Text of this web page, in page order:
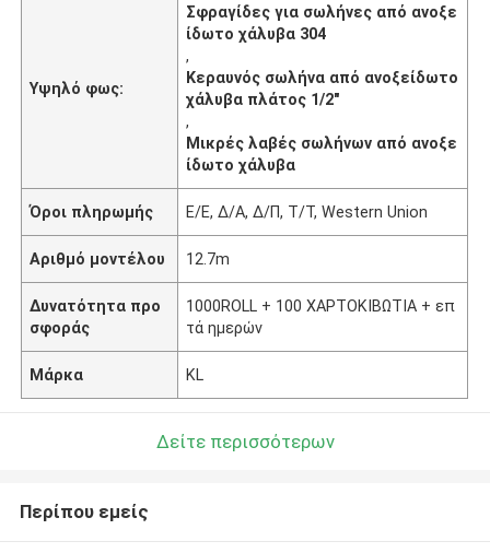
Υψηλό φως:
Σφραγίδες για σωλήνες από ανοξε
ίδωτο χάλυβα 304
,
Κεραυνός σωλήνα από ανοξείδωτο
χάλυβα πλάτος 1/2"
,
Μικρές λαβές σωλήνων από ανοξε
ίδωτο χάλυβα
Όροι πληρωμής Ε/Ε, Δ/Α, Δ/Π, Τ/Τ, Western Union
Αριθμό μοντέλου 12.7m
Δυνατότητα προ
σφοράς
1000ROLL + 100 ΧΑΡΤΟΚΙΒΩΤΙΑ + επ
τά ημερών
Μάρκα KL
Δείτε περισσότερων
Περίπου εμείς